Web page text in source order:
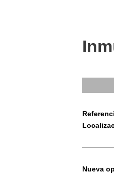
Nueva